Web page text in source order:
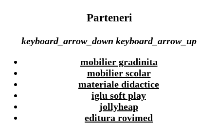
Parteneri
keyboard_arrow_down keyboard_arrow_up
mobilier gradinita
mobilier scolar
materiale didactice
iglu soft play
jollyheap
editura rovimed